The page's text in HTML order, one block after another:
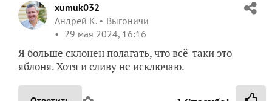
xumuk032
Андрей К.
Выгоничи
29 мая 2024, 16:16
Я больше склонен полагать, что всё-таки это
яблоня. Хотя и сливу не исключаю.